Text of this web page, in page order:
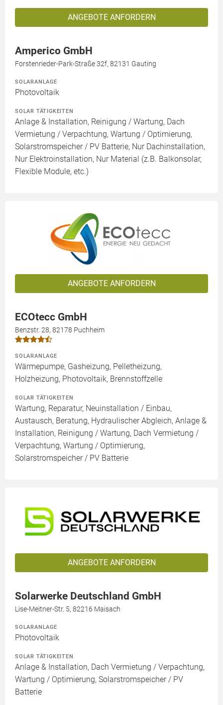
ANGEBOTE ANFORDERN
Amperico GmbH
Forstenrieder-Park-Straße 32f, 82131 Gauting
SOLARANLAGE
Photovoltaik
SOLAR TÄTIGKEITEN
Anlage & Installation, Reinigung / Wartung, Dach
Vermietung / Verpachtung, Wartung / Optimierung,
Solarstromspeicher / PV Batterie, Nur Dachinstallation,
Nur Elektroinstallation, Nur Material (z.B. Balkonsolar,
Flexible Module, etc.)
ANGEBOTE ANFORDERN
ECOtecc GmbH
Benzstr. 28, 82178 Puchheim
SOLARANLAGE
Wärmepumpe, Gasheizung, Pelletheizung,
Holzheizung, Photovoltaik, Brennstoffzelle
SOLAR TÄTIGKEITEN
Wartung, Reparatur, Neuinstallation / Einbau,
Austausch, Beratung, Hydraulischer Abgleich, Anlage &
Installation, Reinigung / Wartung, Dach Vermietung /
Verpachtung, Wartung / Optimierung,
Solarstromspeicher / PV Batterie
ANGEBOTE ANFORDERN
Solarwerke Deutschland GmbH
Lise-Meitner-Str. 5, 82216 Maisach
SOLARANLAGE
Photovoltaik
SOLAR TÄTIGKEITEN
Anlage & Installation, Dach Vermietung / Verpachtung,
Wartung / Optimierung, Solarstromspeicher / PV
Batterie